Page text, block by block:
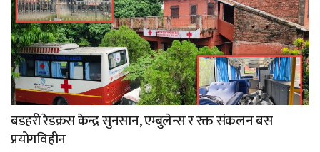
बडहरी रेडक्रस केन्द्र सुनसान, एम्बुलेन्स र रक्त संकलन बस
प्रयोगविहीन